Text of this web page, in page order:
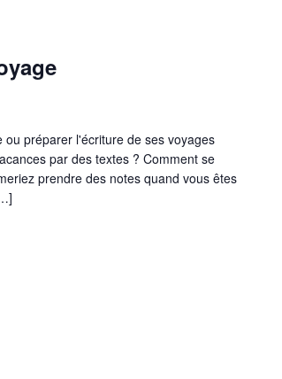
préparer l'écriture de ses voyages
par des textes ? Comment se
prendre des notes quand vous êtes